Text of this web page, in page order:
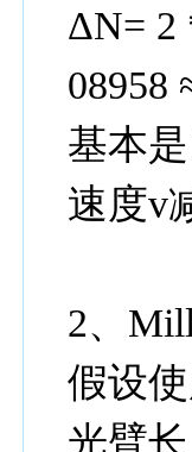
ΔN= 2
08958
基本
速度v
2、
假设
光臂长